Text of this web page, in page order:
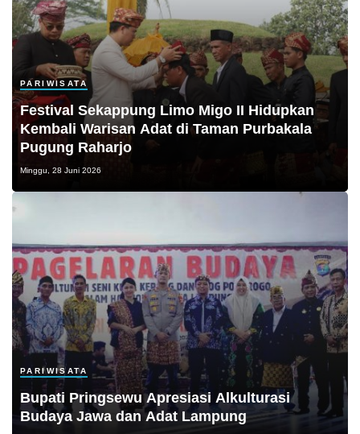
PARIWISATA
Festival Sekappung Limo Migo II Hidupkan
Kembali Warisan Adat di Taman Purbakala
Pugung Raharjo
Minggu, 28 Juni 2026
PARIWISATA
Bupati Pringsewu Apresiasi Alkulturasi
Budaya Jawa dan Adat Lampung